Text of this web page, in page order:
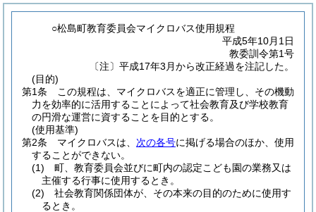
○松島町教育委員会マイクロバス使用規程
平成5年10月1日
教委訓令第1号
〔注〕平成17年3月から改正経過を注記した。
(目的)
第1条
この規程は、マイクロバスを適正に管理し、その機動
力を効率的に活用することによって社会教育及び学校教育
の円滑な運営に資することを目的とする。
(使用基準)
第2条
マイクロバスは、 次の各号に掲げる場合のほか、使用
することができない。
(1)
町、教育委員会並びに町内の認定こども園の業務又は
主催する行事に使用するとき。
(2)
社会教育関係団体が、その本来の目的のために使用す
るとき。